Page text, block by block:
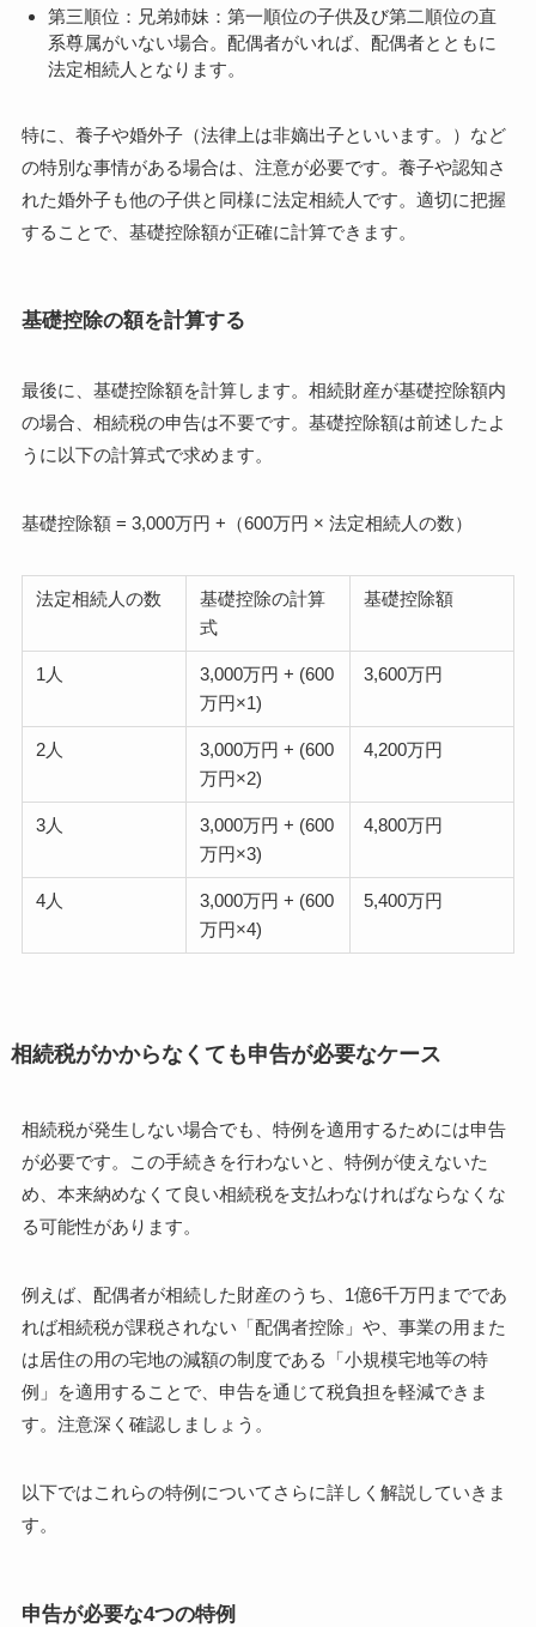
第三順位：兄弟姉妹：第一順位の子供及び第二順位の直
系尊属がいない場合。配偶者がいれば、配偶者とともに
法定相続人となります。
特に、養子や婚外子（法律上は非嫡出子といいます。）など
の特別な事情がある場合は、注意が必要です。養子や認知さ
れた婚外子も他の子供と同様に法定相続人です。適切に把握
することで、基礎控除額が正確に計算できます。
基礎控除の額を計算する
最後に、基礎控除額を計算します。相続財産が基礎控除額内
の場合、相続税の申告は不要です。基礎控除額は前述したよ
うに以下の計算式で求めます。
基礎控除額 = 3,000万円 +（600万円 × 法定相続人の数）
法定相続人の数
基礎控除の計算
式
基礎控除額
1人
3,000万円 + (600
万円×1)
3,600万円
2人
3,000万円 + (600
万円×2)
4,200万円
3人
3,000万円 + (600
万円×3)
4,800万円
4人
3,000万円 + (600
万円×4)
5,400万円
相続税がかからなくても申告が必要なケース
相続税が発生しない場合でも、特例を適用するためには申告
が必要です。この手続きを行わないと、特例が使えないた
め、本来納めなくて良い相続税を支払わなければならなくな
る可能性があります。
例えば、配偶者が相続した財産のうち、1億6千万円までであ
れば相続税が課税されない「配偶者控除」や、事業の用また
は居住の用の宅地の減額の制度である「小規模宅地等の特
例」を適用することで、申告を通じて税負担を軽減できま
す。注意深く確認しましょう。
以下ではこれらの特例についてさらに詳しく解説していきま
す。
申告が必要な4つの特例